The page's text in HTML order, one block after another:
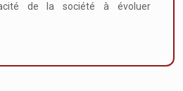
de la société à évoluer